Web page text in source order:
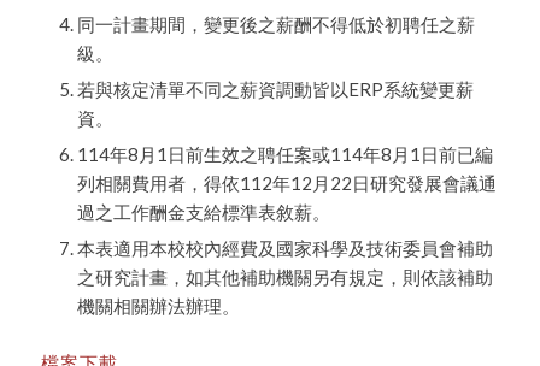
同一計畫期間，變更後之薪酬不得低於初聘任之薪
級。
若與核定清單不同之薪資調動皆以ERP系統變更薪
資。
114年8月1日前生效之聘任案或114年8月1日前已編
列相關費用者，得依112年12月22日研究發展會議通
過之工作酬金支給標準表敘薪。
本表適用本校校內經費及國家科學及技術委員會補助
之研究計畫，如其他補助機關另有規定，則依該補助
機關相關辦法辦理。